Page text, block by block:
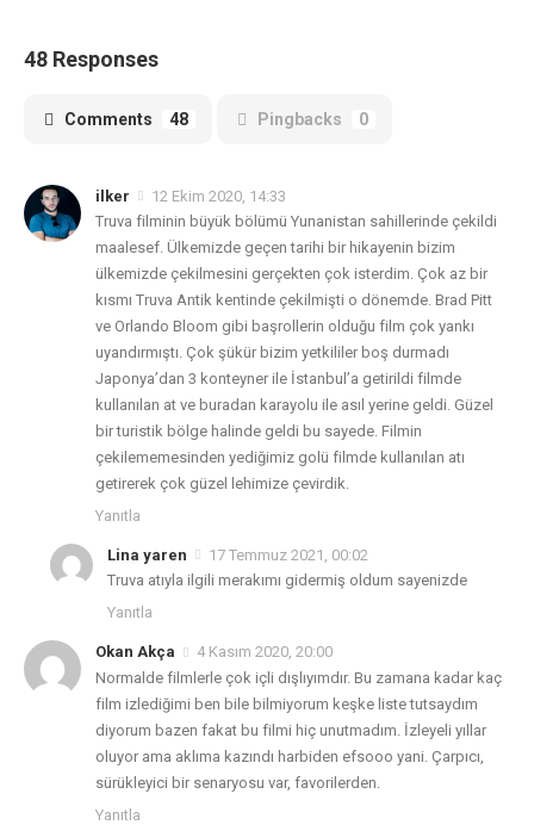
48 Responses
Comments 48 Pingbacks 0
ilker
12 Ekim 2020, 14:33
Truva filminin büyük bölümü Yunanistan sahillerinde çekildi
maalesef. Ülkemizde geçen tarihi bir hikayenin bizim
ülkemizde çekilmesini gerçekten çok isterdim. Çok az bir
kısmı Truva Antik kentinde çekilmişti o dönemde. Brad Pitt
ve Orlando Bloom gibi başrollerin olduğu film çok yankı
uyandırmıştı. Çok şükür bizim yetkililer boş durmadı
Japonya’dan 3 konteyner ile İstanbul’a getirildi filmde
kullanılan at ve buradan karayolu ile asıl yerine geldi. Güzel
bir turistik bölge halinde geldi bu sayede. Filmin
çekilememesinden yediğimiz golü filmde kullanılan atı
getirerek çok güzel lehimize çevirdik.
Yanıtla
Lina yaren
17 Temmuz 2021, 00:02
Truva atıyla ilgili merakımı gidermiş oldum sayenizde
Yanıtla
Okan Akça
4 Kasım 2020, 20:00
Normalde filmlerle çok içli dışlıyımdır. Bu zamana kadar kaç
film izlediğimi ben bile bilmiyorum keşke liste tutsaydım
diyorum bazen fakat bu filmi hiç unutmadım. İzleyeli yıllar
oluyor ama aklıma kazındı harbiden efsooo yani. Çarpıcı,
sürükleyici bir senaryosu var, favorilerden.
Yanıtla